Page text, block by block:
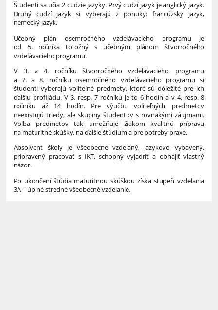
Študenti sa učia 2 cudzie jazyky. Prvý cudzí jazyk je anglický jazyk.
Druhý cudzí jazyk si vyberajú z ponuky: francúzsky jazyk,
nemecký jazyk.
Učebný plán osemročného vzdelávacieho programu je
od 5. ročníka totožný s učebným plánom štvorročného
vzdelávacieho programu.
V 3. a 4. ročníku štvorročného vzdelávacieho programu
a 7. a 8. ročníku osemročného vzdelávacieho programu si
študenti vyberajú voliteľné predmety, ktoré sú dôležité pre ich
ďalšiu profiláciu. V 3. resp. 7 ročníku je to 6 hodín a v 4. resp. 8
ročníku až 14 hodín. Pre výučbu voliteľných predmetov
neexistujú triedy, ale skupiny študentov s rovnakými záujmami.
Voľba predmetov tak umožňuje žiakom kvalitnú prípravu
na maturitné skúšky, na ďalšie štúdium a pre potreby praxe.
Absolvent školy je všeobecne vzdelaný, jazykovo vybavený,
pripravený pracovať s IKT, schopný vyjadriť a obhájiť vlastný
názor.
Po ukončení štúdia maturitnou skúškou získa stupeň vzdelania
3A – úplné stredné všeobecné vzdelanie.